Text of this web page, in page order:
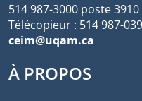
514 987-3000 poste 3910
Télécopieur : 514 987-
ceim@uqam.ca
À PROPOS